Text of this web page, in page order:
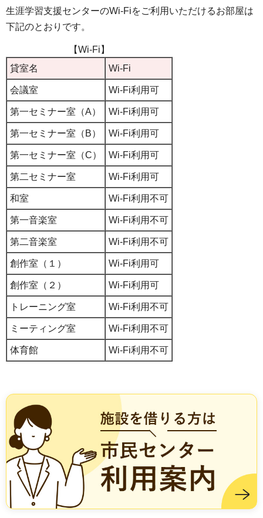
生涯学習支援センターのWi-Fiをご利用いただけるお部屋は
下記のとおりです。
【Wi-Fi】
貸室名
Wi-Fi
会議室 Wi-Fi利用可
第一セミナー室（A） Wi-Fi利用可
第一セミナー室（B） Wi-Fi利用可
第一セミナー室（C） Wi-Fi利用可
第二セミナー室 Wi-Fi利用可
和室 Wi-Fi利用不可
第一音楽室 Wi-Fi利用不可
第二音楽室 Wi-Fi利用不可
創作室（１） Wi-Fi利用可
創作室（２） Wi-Fi利用可
トレーニング室 Wi-Fi利用不可
ミーティング室 Wi-Fi利用不可
体育館 Wi-Fi利用不可